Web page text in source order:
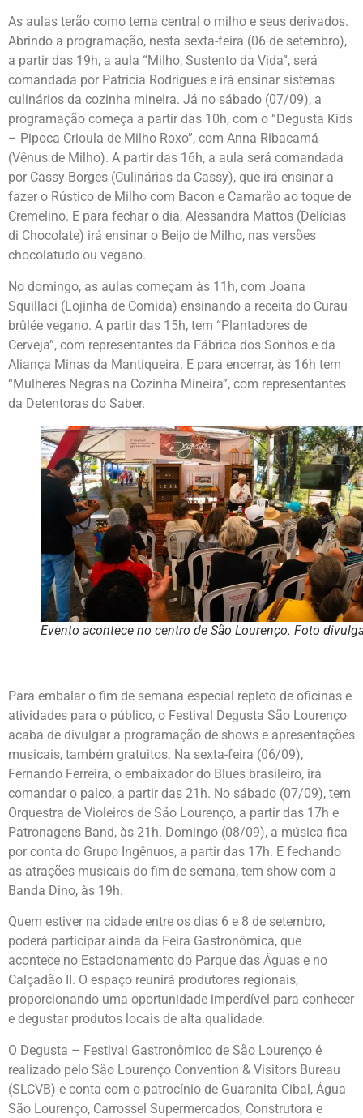
As aulas terão como tema central o milho e seus derivados.
Abrindo a programação, nesta sexta-feira (06 de setembro),
a partir das 19h, a aula “Milho, Sustento da Vida”, será
comandada por Patricia Rodrigues e irá ensinar sistemas
culinários da cozinha mineira. Já no sábado (07/09), a
programação começa a partir das 10h, com o “Degusta Kids
– Pipoca Crioula de Milho Roxo”, com Anna Ribacamá
(Vênus de Milho). A partir das 16h, a aula será comandada
por Cassy Borges (Culinárias da Cassy), que irá ensinar a
fazer o Rústico de Milho com Bacon e Camarão ao toque de
Cremelino. E para fechar o dia, Alessandra Mattos (Delícias
di Chocolate) irá ensinar o Beijo de Milho, nas versões
chocolatudo ou vegano.
No domingo, as aulas começam às 11h, com Joana
Squillaci (Lojinha de Comida) ensinando a receita do Curau
brûlée vegano. A partir das 15h, tem “Plantadores de
Cerveja”, com representantes da Fábrica dos Sonhos e da
Aliança Minas da Mantiqueira. E para encerrar, às 16h tem
“Mulheres Negras na Cozinha Mineira”, com representantes
da Detentoras do Saber.
Evento acontece no centro de São Lourenço. Foto
Para embalar o fim de semana especial repleto de oficinas e
atividades para o público, o Festival Degusta São Lourenço
acaba de divulgar a programação de shows e apresentações
musicais, também gratuitos. Na sexta-feira (06/09),
Fernando Ferreira, o embaixador do Blues brasileiro, irá
comandar o palco, a partir das 21h. No sábado (07/09), tem
Orquestra de Violeiros de São Lourenço, a partir das 17h e
Patronagens Band, às 21h. Domingo (08/09), a música fica
por conta do Grupo Ingênuos, a partir das 17h. E fechando
as atrações musicais do fim de semana, tem show com a
Banda Dino, às 19h.
Quem estiver na cidade entre os dias 6 e 8 de setembro,
poderá participar ainda da Feira Gastronômica, que
acontece no Estacionamento do Parque das Águas e no
Calçadão II. O espaço reunirá produtores regionais,
proporcionando uma oportunidade imperdível para conhecer
e degustar produtos locais de alta qualidade.
O Degusta – Festival Gastronômico de São Lourenço é
realizado pelo São Lourenço Convention & Visitors Bureau
(SLCVB) e conta com o patrocínio de Guaranita Cibal, Água
São Lourenço, Carrossel Supermercados, Construtora e